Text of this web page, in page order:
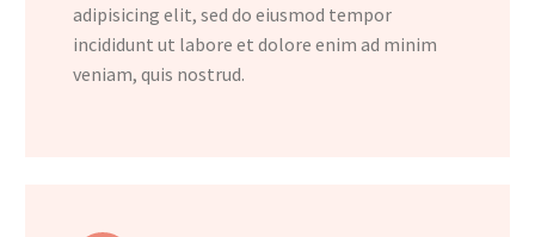
adipisicing elit, sed do eiusmod tempor
incididunt ut labore et dolore enim ad minim
veniam, quis nostrud.